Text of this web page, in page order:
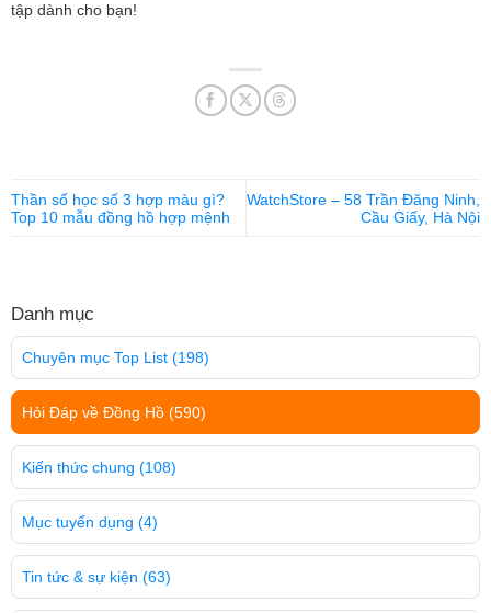
tập dành cho bạn!
Thần số học số 3 hợp màu gì?
Top 10 mẫu đồng hồ hợp mệnh
WatchStore – 58 Trần Đăng Ninh,
Cầu Giấy, Hà Nội
Danh mục
Chuyên mục Top List (198)
Hỏi Đáp về Đồng Hồ (590)
Kiến thức chung (108)
Mục tuyển dụng (4)
Tin tức & sự kiện (63)